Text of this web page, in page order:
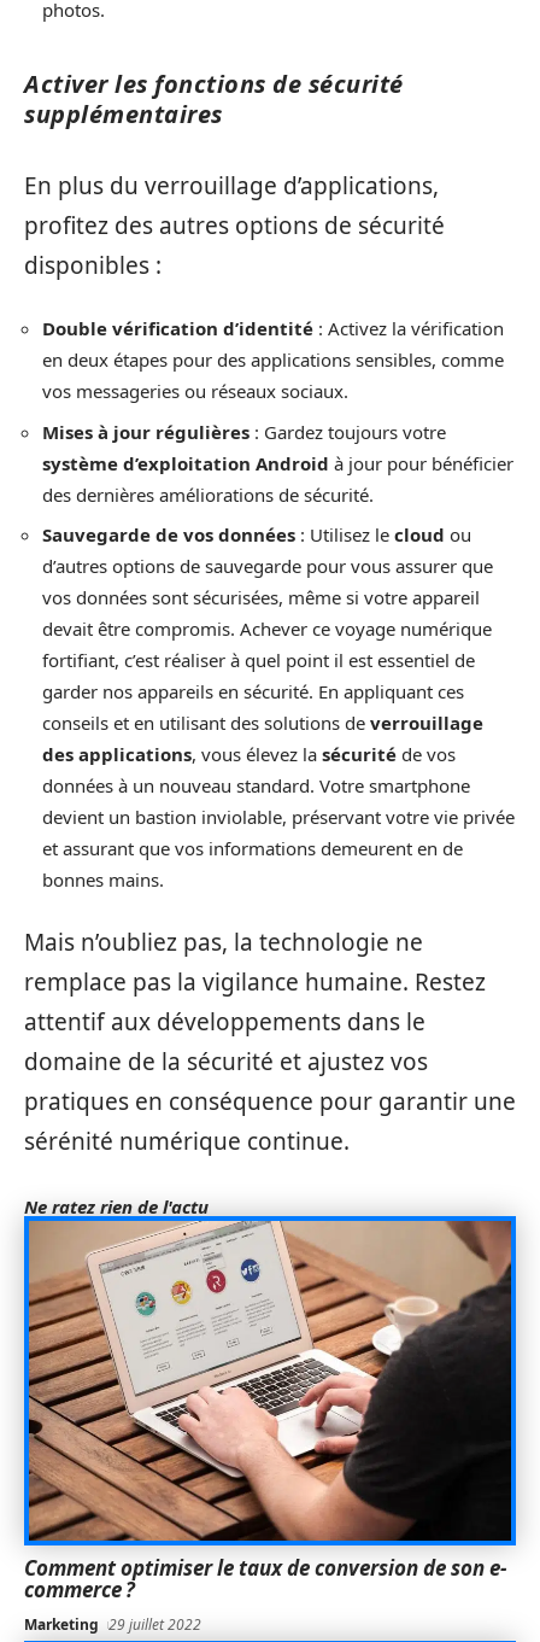
photos.
Activer les fonctions de sécurité
supplémentaires
En plus du verrouillage d’applications,
profitez des autres options de sécurité
disponibles :
Double vérification d’identité : Activez la vérification
en deux étapes pour des applications sensibles, comme
vos messageries ou réseaux sociaux.
Mises à jour régulières : Gardez toujours votre
système d’exploitation Android à jour pour bénéficier
des dernières améliorations de sécurité.
Sauvegarde de vos données : Utilisez le cloud ou
d’autres options de sauvegarde pour vous assurer que
vos données sont sécurisées, même si votre appareil
devait être compromis. Achever ce voyage numérique
fortifiant, c’est réaliser à quel point il est essentiel de
garder nos appareils en sécurité. En appliquant ces
conseils et en utilisant des solutions de verrouillage
des applications, vous élevez la sécurité de vos
données à un nouveau standard. Votre smartphone
devient un bastion inviolable, préservant votre vie privée
et assurant que vos informations demeurent en de
bonnes mains.
Mais n’oubliez pas, la technologie ne
remplace pas la vigilance humaine. Restez
attentif aux développements dans le
domaine de la sécurité et ajustez vos
pratiques en conséquence pour garantir une
sérénité numérique continue.
Ne ratez rien de l'actu
Comment optimiser le taux de conversion de son e-
commerce ?
Marketing 29 juillet 2022